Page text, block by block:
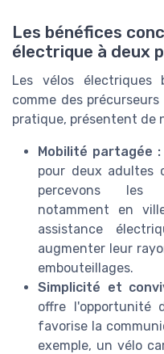
Les bénéfices
électrique à deux
Les vélos électriques
comme des
pratique, présentent de
Mobilité partagée :
pour deux adultes
percevons les
notamment en
assistance
augmenter leur
embouteillages.
Simplicité et
offre l'opportunité
favorise la
exemple, un vélo